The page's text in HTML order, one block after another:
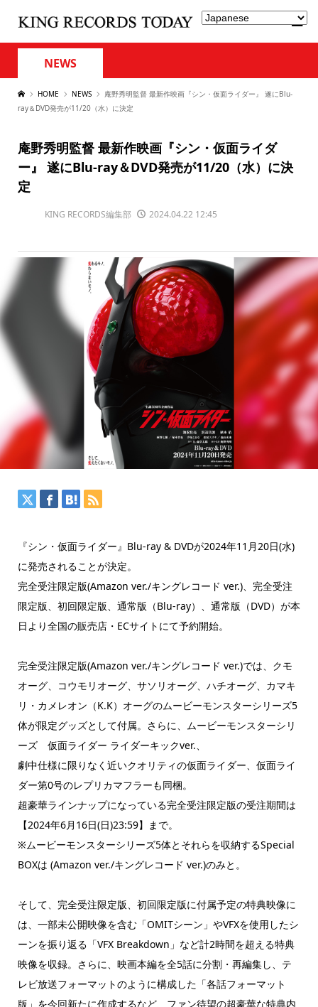
NEWS
HOME NEWS
庵野秀明監督 最新作映画『シン・仮面ライダー』 遂にBlu-
ray＆DVD発売が11/20（水）に決定
庵野秀明監督 最新作映画『シン・仮面ライダ
ー』 遂にBlu-ray＆DVD発売が11/20（水）に決
定
KING RECORDS編集部 2024.04.22 12:45
『シン・仮面ライダー』Blu-ray & DVDが2024年11月20日(水)
に発売されることが決定。
完全受注限定版(Amazon ver./キングレコード ver.)、完全受注
限定版、初回限定版、通常版（Blu-ray）、通常版（DVD）が本
日より全国の販売店・ECサイトにて予約開始。
完全受注限定版(Amazon ver./キングレコード ver.)では、クモ
オーグ、コウモリオーグ、サソリオーグ、ハチオーグ、カマキ
リ・カメレオン（K.K）オーグのムービーモンスターシリーズ5
体が限定グッズとして付属。さらに、ムービーモンスターシリ
ーズ 仮面ライダー ライダーキックver.、
劇中仕様に限りなく近いクオリティの仮面ライダー、仮面ライ
ダー第0号のレプリカマフラーも同梱。
超豪華ラインナップになっている完全受注限定版の受注期間は
【2024年6月16日(日)23:59】まで。
※ムービーモンスターシリーズ5体とそれらを収納するSpecial
BOXは (Amazon ver./キングレコード ver.)のみと。
そして、完全受注限定版、初回限定版に付属予定の特典映像に
は、一部未公開映像を含む「OMITシーン」やVFXを使用したシ
ーンを振り返る「VFX Breakdown」など計2時間を超える特典
映像を収録。さらに、映画本編を全5話に分割・再編集し、テ
レビ放送フォーマットのように構成した「各話フォーマット
版」を今回新たに作成するなど、ファン待望の超豪華な特典内